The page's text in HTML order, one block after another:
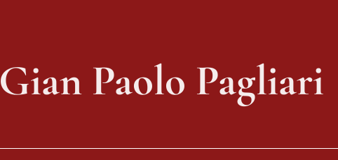
Gian Paolo Pagliari